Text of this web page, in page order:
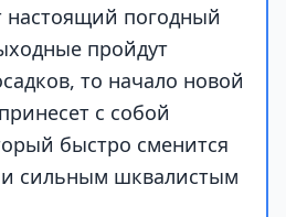
настоящий погодный
пройдут
то начало новой
с собой
быстро сменится
и сильным шквалистым